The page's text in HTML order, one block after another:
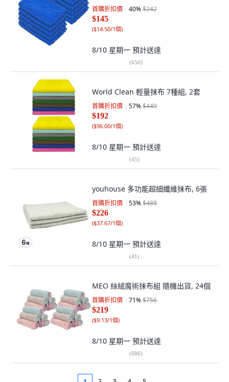
首購折扣價 40%$242
$145
($14.50/1個)
8/10 星期一 預計送達
(650)
World Clean 輕量抹布 7種組, 2套
首購折扣價 57%$449
$192
($96.00/1個)
8/10 星期一 預計送達
(45)
youhouse 多功能超細纖維抹布, 6張
首購折扣價 53%$488
$226
($37.67/1個)
8/10 星期一 預計送達
(41)
MEO 絲絨魔術抹布組 隨機出貨, 24個
首購折扣價 71%$756
$219
($9.13/1個)
8/10 星期一 預計送達
(686)